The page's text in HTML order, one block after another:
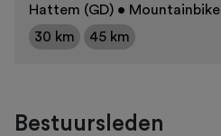
Hattem (GD) • Mountainbike
30 km
45 km
Bestuursleden